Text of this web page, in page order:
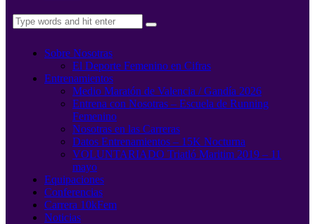
Sobre Nosotras
El Deporte Femenino en Cifras
Entrenamientos
Medio Maratón de Valencia / Gandía 2026
Entrena con Nosotras – Escuela de Running
Femenino
Nosotras en las Carreras
Datos Entrenamientos – 15K Nocturna
VOLUNTARIADO Triatló Maritim 2019 – 11
mayo
Equipaciones
Conferencias
Carrera 10kFem
Noticias